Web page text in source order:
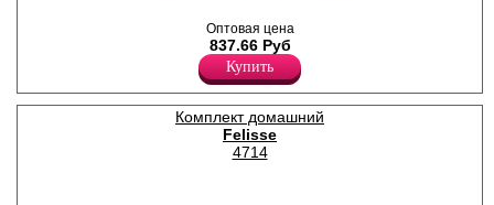
Полиэстер 100%
Оптовая цена
837.66 Руб
Купить
Комплект домашний
Felisse
4714